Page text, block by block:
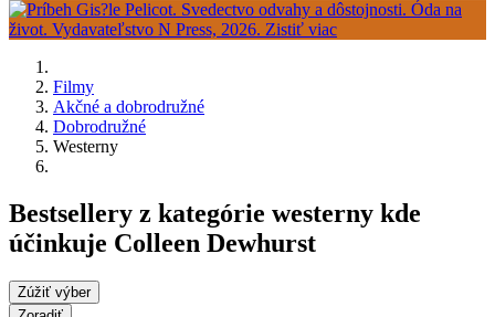
Filmy
Akčné a dobrodružné
Dobrodružné
Westerny
Bestsellery z kategórie westerny kde
účinkuje Colleen Dewhurst
Zúžiť výber